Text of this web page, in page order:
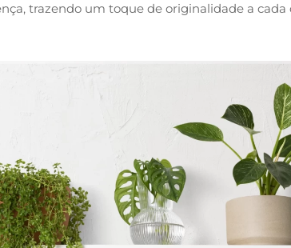
trazendo um toque de originalidade a cada